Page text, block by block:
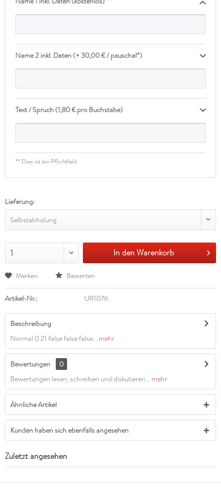
Name 2 inkl. Daten (+ 30,00 € / pauschal*)
Text / Spruch (1,80 € pro Buchstabe)
** Dies ist ein Pflichtfeld.
Lieferung:
Selbstabholung
1 In den Warenkorb
Merken Bewerten
Artikel-Nr.: UR1076
Beschreibung
Normal 0 21 false false false... mehr
Bewertungen
0
Bewertungen lesen, schreiben und diskutieren... mehr
Ähnliche Artikel
Kunden haben sich ebenfalls angesehen
Zuletzt angesehen